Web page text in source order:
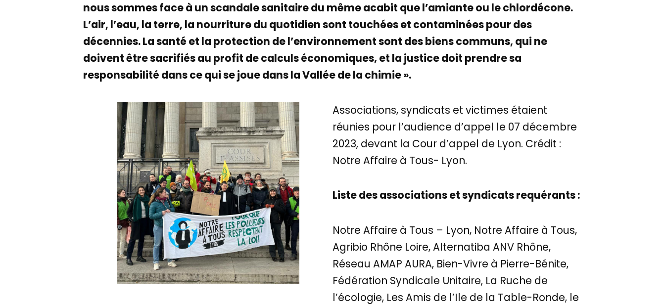
nous sommes face à un scandale sanitaire du même acabit que l’amiante ou le chlordécone.
L’air, l’eau, la terre, la nourriture du quotidien sont touchées et contaminées pour des
décennies. La santé et la protection de l’environnement sont des biens communs, qui ne
doivent être sacrifiés au profit de calculs économiques, et la justice doit prendre sa
responsabilité dans ce qui se joue dans la Vallée de la chimie ».
Associations, syndicats et victimes étaient
réunies pour l’audience d’appel le 07 décembre
2023, devant la Cour d’appel de Lyon. Crédit :
Notre Affaire à Tous- Lyon.
Liste des associations et syndicats requérants :
Notre Affaire à Tous – Lyon, Notre Affaire à Tous,
Agribio Rhône Loire, Alternatiba ANV Rhône,
Réseau AMAP AURA, Bien-Vivre à Pierre-Bénite,
Fédération Syndicale Unitaire, La Ruche de
l’écologie, Les Amis de l’Ile de la Table-Ronde, le